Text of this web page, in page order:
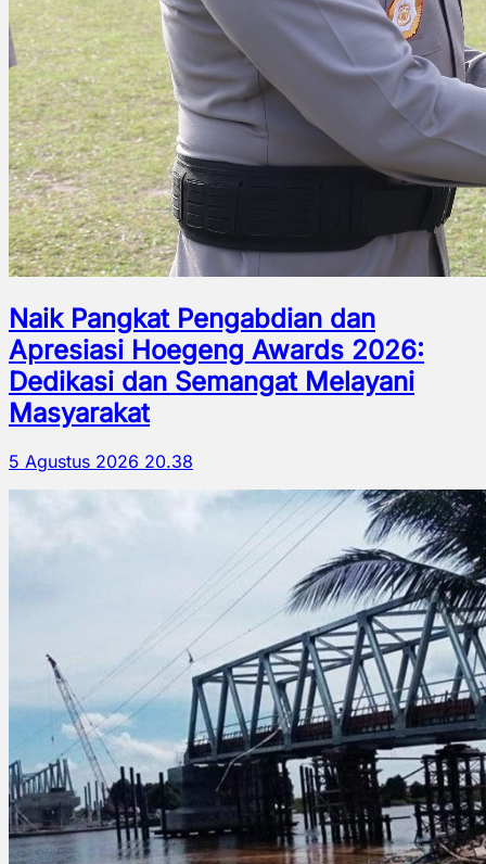
Naik Pangkat Pengabdian dan
Apresiasi Hoegeng Awards 2026:
Dedikasi dan Semangat Melayani
Masyarakat
5 Agustus 2026 20.38